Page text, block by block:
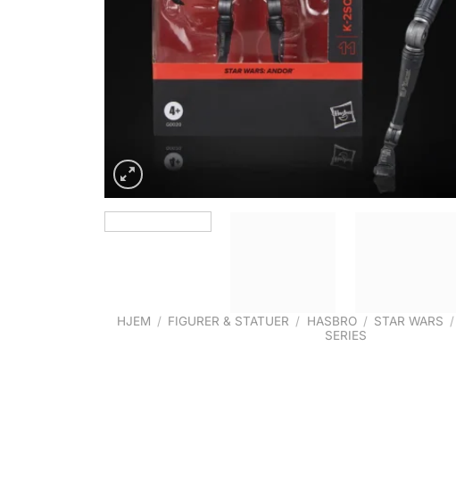
HJEM / FIGURER & STATUER / HASBRO / STAR WARS /
SERIES